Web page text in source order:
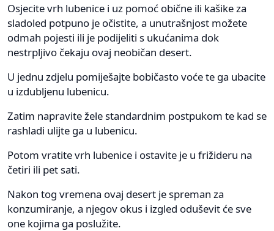
Osjecite vrh lubenice i uz pomoć obične ili kašike za
sladoled potpuno je očistite, a unutrašnjost možete
odmah pojesti ili je podijeliti s ukućanima dok
nestrpljivo čekaju ovaj neobičan desert.
U jednu zdjelu pomiješajte bobičasto voće te ga ubacite
u izdubljenu lubenicu.
Zatim napravite žele standardnim postpukom te kad se
rashladi ulijte ga u lubenicu.
Potom vratite vrh lubenice i ostavite je u frižideru na
četiri ili pet sati.
Nakon tog vremena ovaj desert je spreman za
konzumiranje, a njegov okus i izgled oduševit će sve
one kojima ga poslužite.